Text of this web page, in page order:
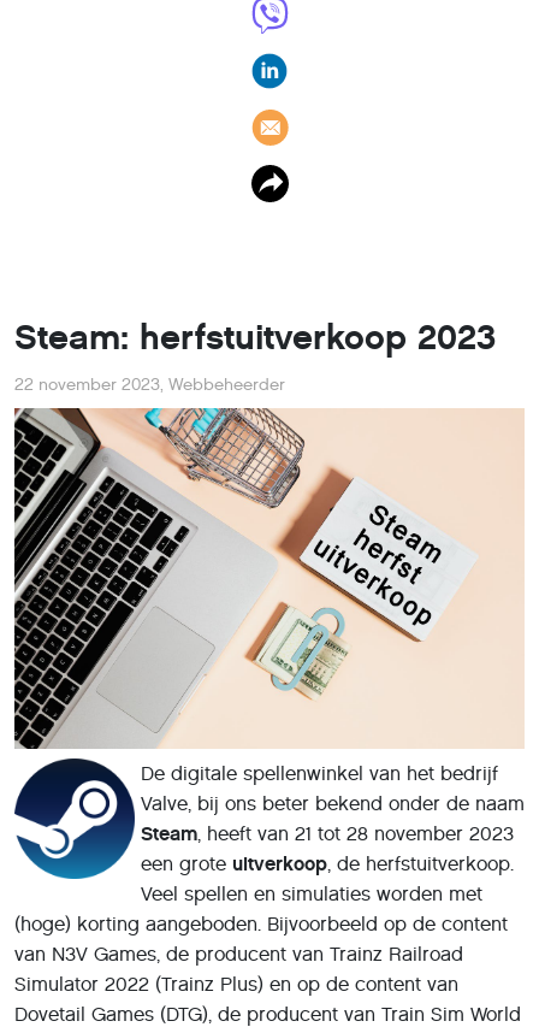
Steam: herfstuitverkoop 2023
22 november 2023, Webbeheerder
De digitale spellenwinkel van het bedrijf
Valve, bij ons beter bekend onder de naam
Steam, heeft van 21 tot 28 november 2023
een grote uitverkoop, de herfstuitverkoop.
Veel spellen en simulaties worden met
(hoge) korting aangeboden. Bijvoorbeeld op de content
van N3V Games, de producent van Trainz Railroad
Simulator 2022 (Trainz Plus) en op de content van
Dovetail Games (DTG), de producent van Train Sim World